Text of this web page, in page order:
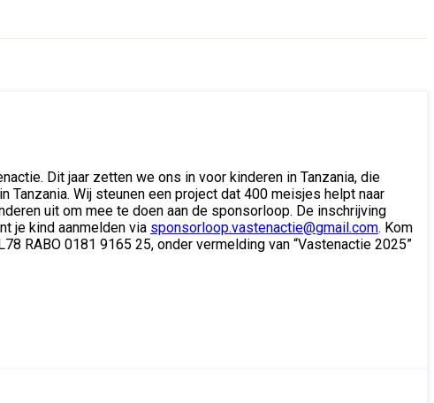
Dit jaar zetten we ons in voor kinderen in Tanzania, die
Wij steunen een project dat 400 meisjes helpt naar
uit om mee te doen aan de sponsorloop. De inschrijving
je kind aanmelden via sponsorloop.vastenactie@gmail.com. Kom
RABO 0181 9165 25, onder vermelding van “Vastenactie 2025”